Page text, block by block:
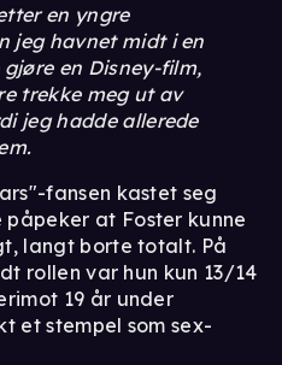
en yngre
jeg havnet midt i en
en Disney-film,
trekke meg ut av
jeg hadde allerede
fansen kastet seg
at Foster kunne
langt borte totalt. På
rollen var hun kun 13/14
19 år under
et stempel som sex-